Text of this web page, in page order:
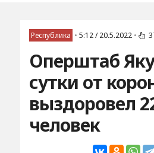
Республика • 5:12 / 20.5.2022 •
Оперштаб
сутки от
выздоровел
человек